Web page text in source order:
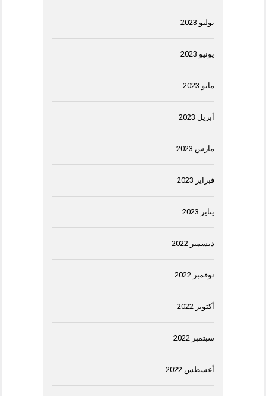
يوليو 2023
يونيو 2023
مايو 2023
أبريل 2023
مارس 2023
فبراير 2023
يناير 2023
ديسمبر 2022
نوفمبر 2022
أكتوبر 2022
سبتمبر 2022
أغسطس 2022